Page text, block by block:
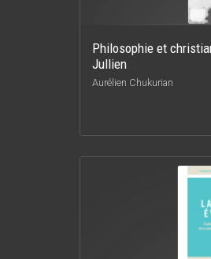
Philosophie et
Jullien
Aurélien Chukurian